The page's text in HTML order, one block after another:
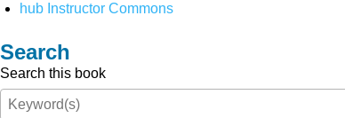
hub Instructor Commons
Search
Search this book